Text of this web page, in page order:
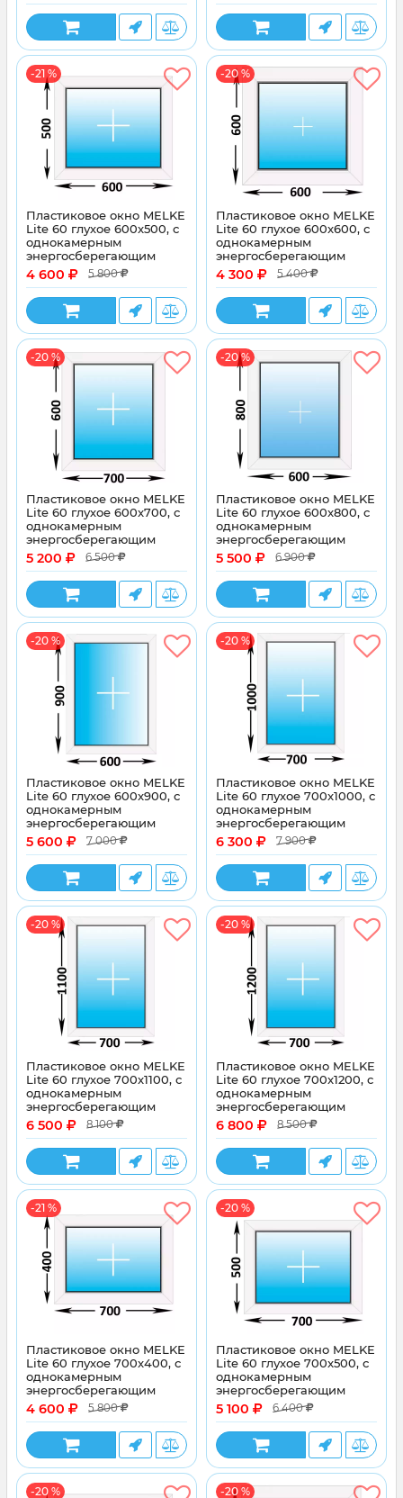
-21 %
Пластиковое окно MELKE
Lite 60 глухое 600x500, с
однокамерным
энергосберегающим
стеклопакетом
4 600 5 800
-20 %
Пластиковое окно MELKE
Lite 60 глухое 600x600, с
однокамерным
энергосберегающим
стеклопакетом
4 300 5 400
-20 %
Пластиковое окно MELKE
Lite 60 глухое 600x700, с
однокамерным
энергосберегающим
стеклопакетом
5 200 6 500
-20 %
Пластиковое окно MELKE
Lite 60 глухое 600x800, с
однокамерным
энергосберегающим
стеклопакетом
5 500 6 900
-20 %
Пластиковое окно MELKE
Lite 60 глухое 600x900, с
однокамерным
энергосберегающим
стеклопакетом
5 600 7 000
-20 %
Пластиковое окно MELKE
Lite 60 глухое 700x1000, с
однокамерным
энергосберегающим
стеклопакетом
6 300 7 900
-20 %
Пластиковое окно MELKE
Lite 60 глухое 700x1100, с
однокамерным
энергосберегающим
стеклопакетом
6 500 8 100
-20 %
Пластиковое окно MELKE
Lite 60 глухое 700x1200, с
однокамерным
энергосберегающим
стеклопакетом
6 800 8 500
-21 %
Пластиковое окно MELKE
Lite 60 глухое 700x400, с
однокамерным
энергосберегающим
стеклопакетом
4 600 5 800
-20 %
Пластиковое окно MELKE
Lite 60 глухое 700x500, с
однокамерным
энергосберегающим
стеклопакетом
5 100 6 400
-20 % -20 %